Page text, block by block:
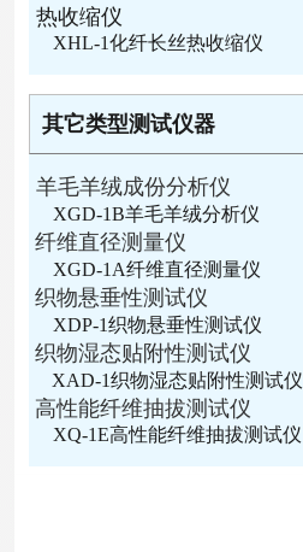
热收缩仪
XHL-1化纤长丝热收缩仪
其它类型测试仪器
羊毛羊绒成份分析仪
XGD-1B羊毛羊绒分析仪
纤维直径测量仪
XGD-1A纤维直径测量仪
织物悬垂性测试仪
XDP-1织物悬垂性测试仪
织物湿态贴附性测试仪
XAD-1织物湿态贴附性测试仪
高性能纤维抽拔测试仪
XQ-1E高性能纤维抽拔测试仪